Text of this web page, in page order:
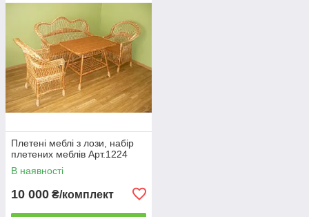
Плетені меблі з лози, набір
плетених меблів Арт.1224
В наявності
10 000 ₴/комплект